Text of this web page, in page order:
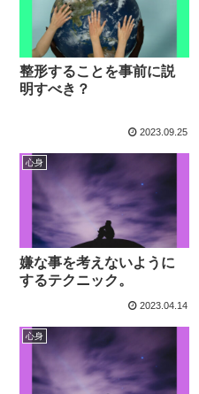
整形することを事前に説
明すべき？
2023.09.25
心身
嫌な事を考えないように
するテクニック。
2023.04.14
心身